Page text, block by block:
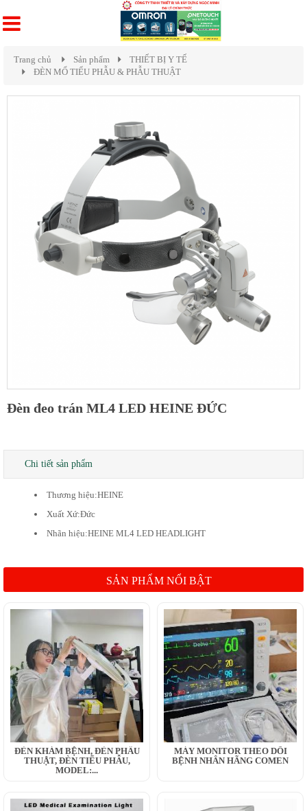
Trang chủ Sản phẩm
THIẾT BỊ Y TẾ
ĐÈN MỔ TIỂU PHẪU & PHẪU THUẬT
Đèn đeo trán ML4 LED HEINE ĐỨC
Chi tiết sản phẩm
Thương hiệu:HEINE
Xuất Xứ:Đức
Nhãn hiệu:HEINE ML4 LED HEADLIGHT
SẢN PHẨM NỔI BẬT
ĐÈN KHÁM BỆNH, ĐÈN PHẪU
THUẬT, ĐÈN TIỂU PHẪU,
MODEL:...
MÁY MONITOR THEO DÕI
BỆNH NHÂN HÃNG COMEN